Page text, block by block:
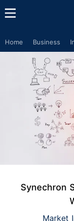
Home Business
Synechron
Market